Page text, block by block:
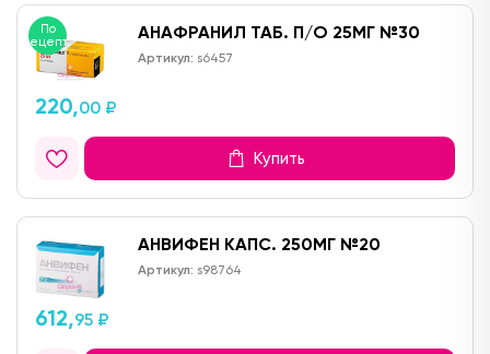
По
рецепту
АНАФРАНИЛ ТАБ. П/О 25МГ №30
Артикул: s6457
220,00 ₽
Купить
АНВИФЕН КАПС. 250МГ №20
Артикул: s98764
612,95 ₽